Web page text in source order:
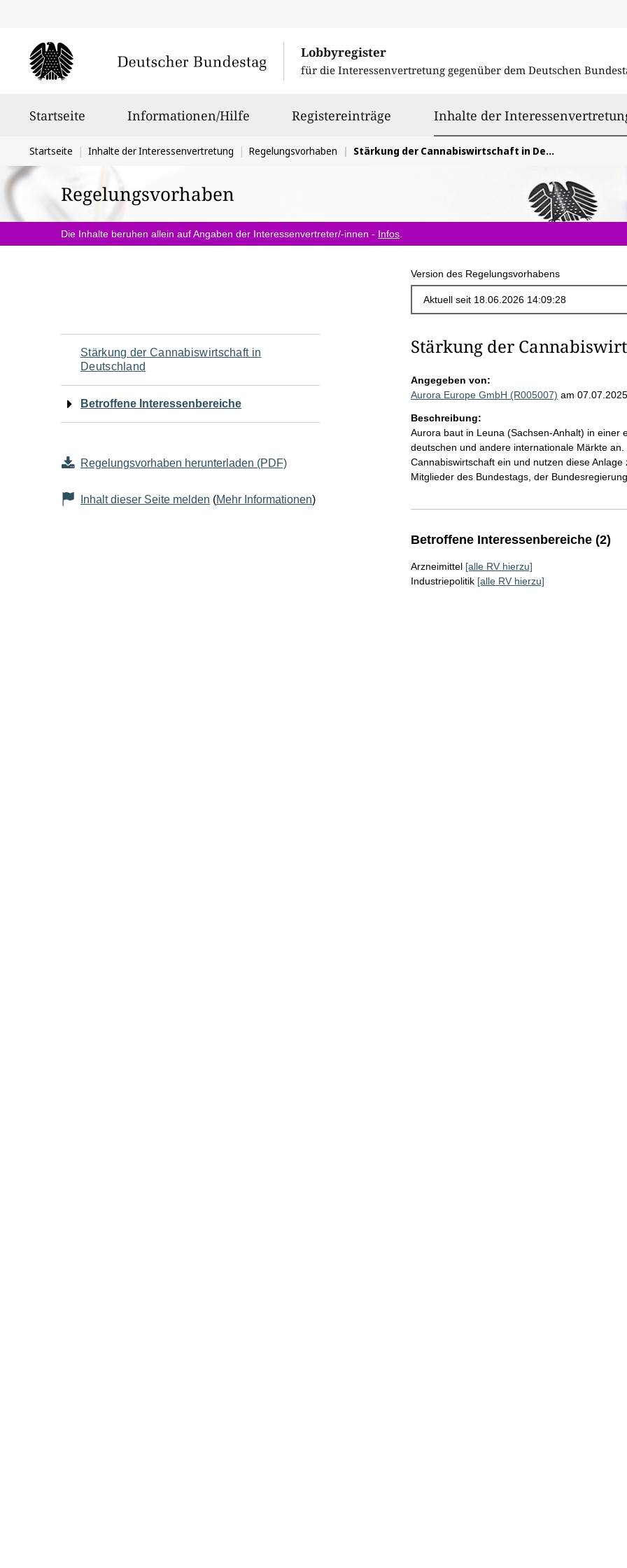
Lobbyregister
für die Interessenvertretung gegenüber dem Deutschen
Startseite Informationen/Hilfe Registereinträge Inhalte der
Sie
befinden
sich
hier:
Startseite Inhalte der Interessenvertretung Regelungsvorhaben Stärkung der Cannabiswirtschaft in Deutschland
Regelungsvorhaben
Die Inhalte beruhen allein auf Angaben der Interessenvertreter/-innen - Infos
Version des Regelungsvorhabens
Navigation
für
den
Seiteninhalt
Stärkung der Cannabiswirtschaft in
Deutschland
Betroffene Interessenbereiche
Regelungsvorhaben herunterladen (PDF)
Inhalt dieser Seite melden (Mehr Informationen)
Stärkung der
Angegeben von:
Aurora Europe GmbH (R005007) am 07.07.2025
Beschreibung:
Aurora baut in Leuna (Sachsen-Anhalt) in einer
deutschen und andere internationale Märkte
Cannabiswirtschaft ein und nutzen diese
Mitglieder des Bundestags, der
Betroffene Interessenbereiche (2)
Arzneimittel [alle RV hierzu]
Industriepolitik [alle RV hierzu]